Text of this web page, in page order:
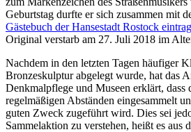
Geburtstag durfte er sich zusammen mit
Gästebuch der Hansestadt Rostock
Original verstarb am 27. Juli 2018 im
Nachdem in den letzten Tagen häufiger
Bronzeskulptur abgelegt wurde, hat das
Denkmalpflege und Museen erklärt, dass
regelmäßigen Abständen eingesammelt
guten Zweck zugeführt wird. Dies sei
Sammelaktion zu verstehen, heißt es aus